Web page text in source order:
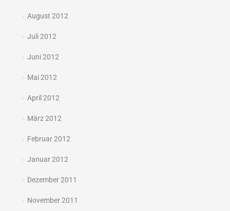
August 2012
Juli 2012
Juni 2012
Mai 2012
April 2012
März 2012
Februar 2012
Januar 2012
Dezember 2011
November 2011